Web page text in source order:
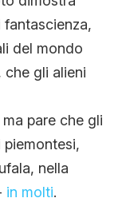
fantascienza,
del mondo
che gli alieni
pare che gli
nella
in molti.